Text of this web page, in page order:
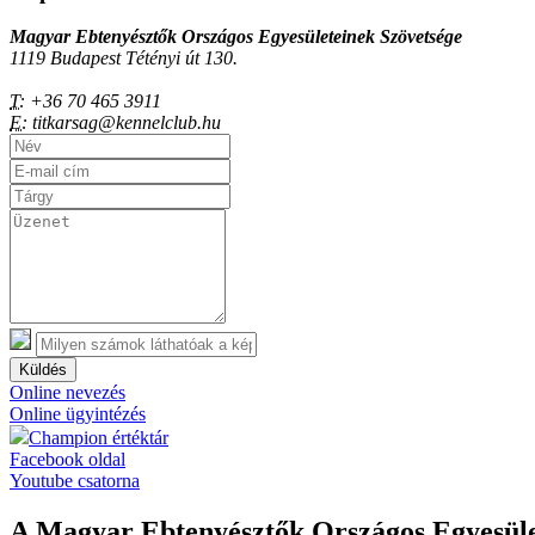
Magyar Ebtenyésztők Országos Egyesületeinek Szövetsége
1119 Budapest Tétényi út 130.
T: +36 70 465 3911
E: titkarsag@kennelclub.hu
Küldés
Online nevezés
Online ügyintézés
Champion értéktár
Facebook oldal
Youtube csatorna